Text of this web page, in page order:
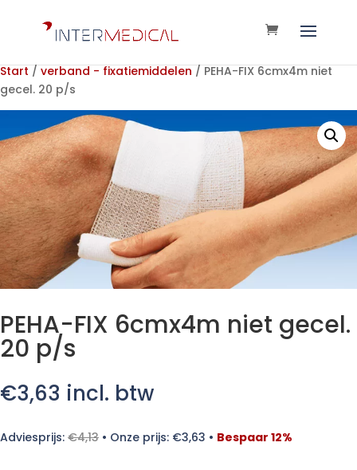
Start / verband - fixatiemiddelen / PEHA-FIX 6cmx4m niet
gecel. 20 p/s
PEHA-FIX 6cmx4m niet gecel.
20 p/s
€3,63 incl. btw
Adviesprijs: €4,13 • Onze prijs: €3,63 • Bespaar 12%